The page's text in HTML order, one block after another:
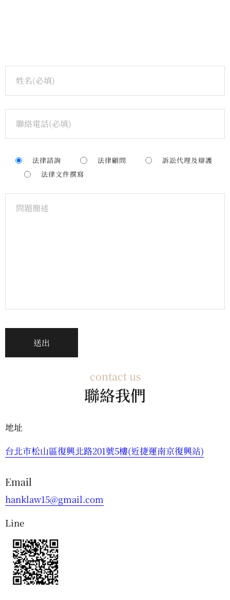
法律諮詢 法律顧問
訴訟代理及辯護
法律文件撰寫
contact us
聯絡我們
地址
台北市松山區復興北路201號5樓(近捷運南京復興站)
Email
hanklaw15@gmail.com
Line